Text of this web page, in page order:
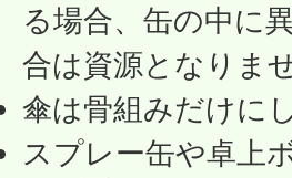
る場合、缶の中に
合は資源となりま
傘は骨組みだけに
スプレー缶や卓上